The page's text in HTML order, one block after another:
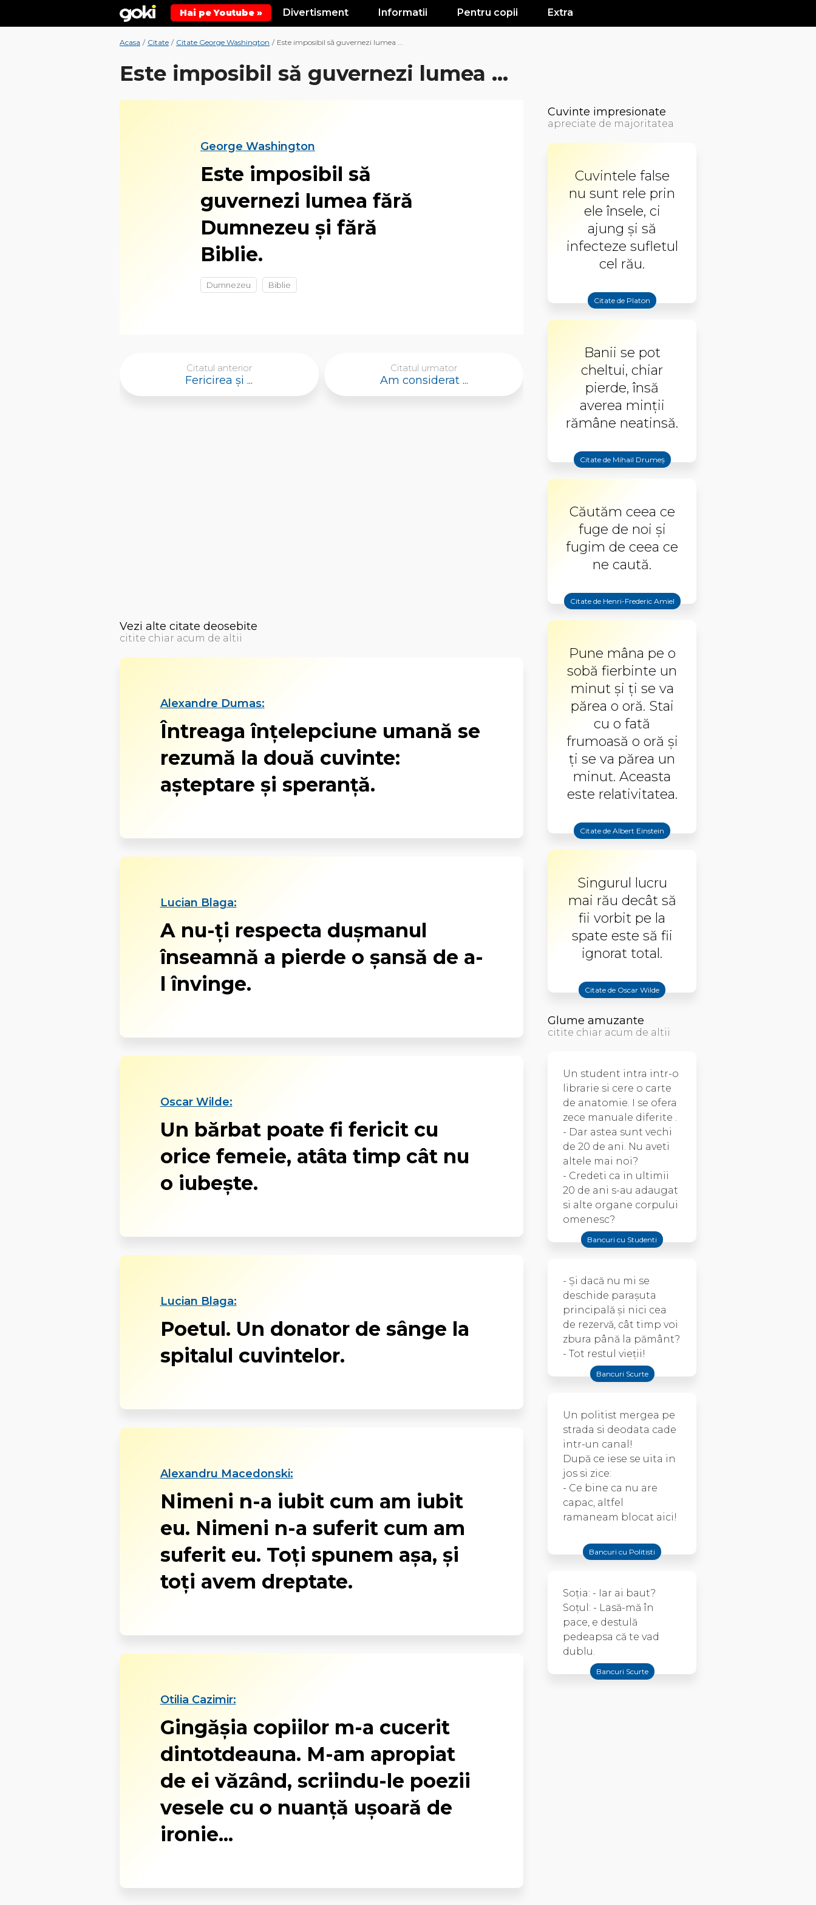
Hai pe Youtube » Divertisment Informatii Pentru copii Extra
Acasa / Citate / Citate George Washington / Este imposibil să guvernezi lumea ...
Este imposibil să guvernezi lumea ...
George Washington
Este imposibil să
guvernezi lumea fără
Dumnezeu şi fără
Biblie.
Dumnezeu Biblie
Citatul anterior
Fericirea şi ...
Citatul urmator
Am considerat ...
Vezi alte citate deosebite
citite chiar acum de altii
Alexandre Dumas:
Întreaga înțelepciune umană se
rezumă la două cuvinte:
așteptare și speranță.
Lucian Blaga:
A nu-ţi respecta duşmanul
înseamnă a pierde o şansă de a-
l învinge.
Oscar Wilde:
Un bărbat poate fi fericit cu
orice femeie, atâta timp cât nu
o iubește.
Lucian Blaga:
Poetul. Un donator de sânge la
spitalul cuvintelor.
Alexandru Macedonski:
Nimeni n-a iubit cum am iubit
eu. Nimeni n-a suferit cum am
suferit eu. Toți spunem așa, și
toți avem dreptate.
Otilia Cazimir:
Gingăşia copiilor m-a cucerit
dintotdeauna. M-am apropiat
de ei văzând, scriindu-le poezii
vesele cu o nuanţă uşoară de
ironie...
Cuvinte impresionate
apreciate de majoritatea
Cuvintele false
nu sunt rele prin
ele însele, ci
ajung şi să
infecteze sufletul
cel rău.
Citate de Platon
Banii se pot
cheltui, chiar
pierde, însă
averea minţii
rămâne neatinsă.
Citate de Mihail Drumeș
Căutăm ceea ce
fuge de noi și
fugim de ceea ce
ne caută.
Citate de Henri-Frederic Amiel
Pune mâna pe o
sobă fierbinte un
minut și ți se va
părea o oră. Stai
cu o fată
frumoasă o oră și
ți se va părea un
minut. Aceasta
este relativitatea.
Citate de Albert Einstein
Singurul lucru
mai rău decât să
fii vorbit pe la
spate este să fii
ignorat total.
Citate de Oscar Wilde
Glume amuzante
citite chiar acum de altii
Un student intra intr-o
librarie si cere o carte
de anatomie. I se ofera
zece manuale diferite .
- Dar astea sunt vechi
de 20 de ani. Nu aveti
altele mai noi?
- Credeti ca in ultimii
20 de ani s-au adaugat
si alte organe corpului
omenesc?
Bancuri cu Studenti
- Şi dacă nu mi se
deschide paraşuta
principală şi nici cea
de rezervă, cât timp voi
zbura până la pământ?
- Tot restul vieţii!
Bancuri Scurte
Un politist mergea pe
strada si deodata cade
intr-un canal!
După ce iese se uita in
jos si zice:
- Ce bine ca nu are
capac, altfel
ramaneam blocat aici!
Bancuri cu Politisti
Soția: - Iar ai baut?
Soțul: - Lasă-mă în
pace, e destulă
pedeapsa că te vad
dublu.
Bancuri Scurte